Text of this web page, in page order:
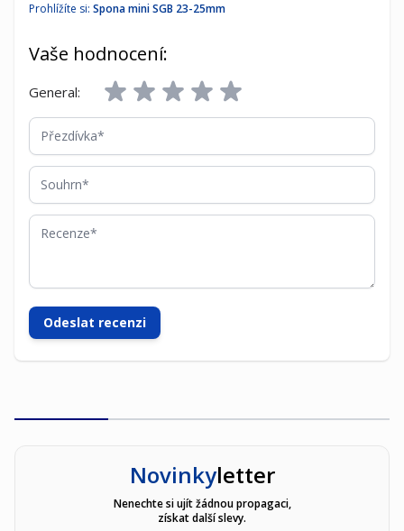
Prohlížíte si: Spona mini SGB 23-25mm
Vaše hodnocení:
General:
Přezdívka
Souhrn
Recenze
Odeslat recenzi
Novinkyletter
Nenechte si ujít žádnou propagaci,
získat další slevy.